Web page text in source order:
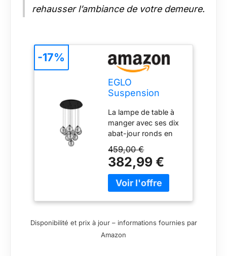
rehausser l’ambiance de votre demeure.
EGLO
Suspension
Ariscani, lampe
de plafond
suspendue à 10
La lampe de table à
manger avec ses dix
abat-jour ronds en
transparent pouvant
être suspendus à un
baldaquin rond en
métal noir selon
aux intérieurs
minimalistes Grâce à
459,00 €
382,99 €
-17%
Disponibilité et prix à jour – informations fournies par
Amazon